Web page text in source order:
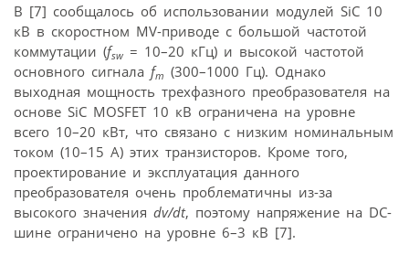
В [7] сообщалось об использовании модулей SiC 10
кВ в скоростном MV-приводе с большой частотой
коммутации (fsw = 10–20 кГц) и высокой частотой
основного сигнала fm (300–1000 Гц). Однако
выходная мощность трехфазного преобразователя на
основе SiC MOSFET 10 кВ ограничена на уровне
всего 10–20 кВт, что связано с низким номинальным
током (10–15 A) этих транзисторов. Кроме того,
проектирование и эксплуатация данного
преобразователя очень проблематичны из-за
высокого значения dv/dt, поэтому напряжение на DC-
шине ограничено на уровне 6–3 кВ [7].